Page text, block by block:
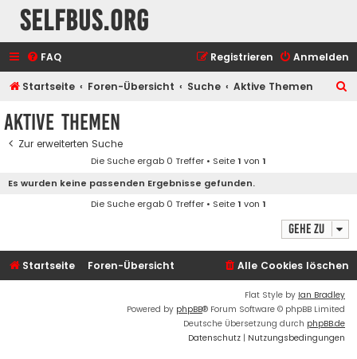
selfbus.org
FAQ Anmelden
Registrieren
Startseite Foren-Übersicht Suche Aktive Themen
Aktive Themen
Zur erweiterten Suche
Die Suche ergab 0 Treffer • Seite1 von 1
Es wurden keine passenden Ergebnisse gefunden.
Die Suche ergab 0 Treffer • Seite1 von 1
Gehe zu
Startseite Foren-Übersicht Alle Cookies löschen
Flat Style by Ian Bradley
Powered by phpBB® Forum Software © phpBB Limited
Deutsche Übersetzung durch phpBB.de
Datenschutz | Nutzungsbedingungen